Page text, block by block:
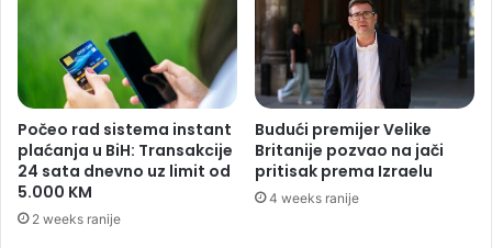
Počeo rad sistema instant
plaćanja u BiH: Transakcije
24 sata dnevno uz limit od
5.000 KM
2 weeks ranije
Budući premijer Velike
Britanije pozvao na jači
pritisak prema Izraelu
4 weeks ranije